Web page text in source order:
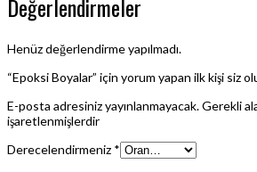
Değerlendirmeler
Henüz değerlendirme yapılmadı.
“Epoksi Boyalar” için yorum yapan ilk kişi siz
E-posta adresiniz yayınlanmayacak.Gerekli
işaretlenmişlerdir
Derecelendirmeniz *